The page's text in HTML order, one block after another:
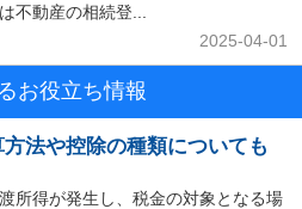
不動産の相続登...
2025-04-01
お役立ち情報
法や控除の種類についても
所得が発生し、税金の対象となる場